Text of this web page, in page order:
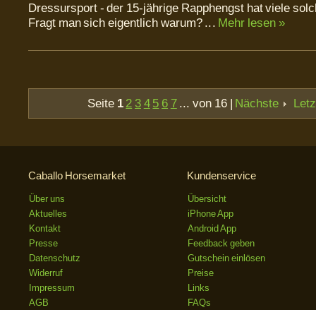
Dressursport - der 15-jährige Rapphengst hat viele
Fragt man sich eigentlich warum? ... Mehr lesen »
Seite 1 2 3 4 5 6 7... von 16 | Nächste
Caballo Horsemarket
Über uns
Aktuelles
Kontakt
Presse
Datenschutz
Widerruf
Impressum
AGB
Kundenservice
Übersicht
iPhone App
Android App
Feedback geben
Gutschein einlösen
Preise
Links
FAQs